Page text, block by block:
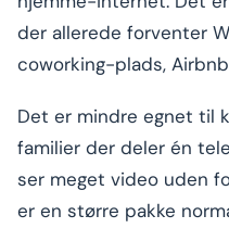
der allerede forventer
coworking-plads,
Det er mindre egnet til
familier der deler én
ser meget video uden
er en større pakke